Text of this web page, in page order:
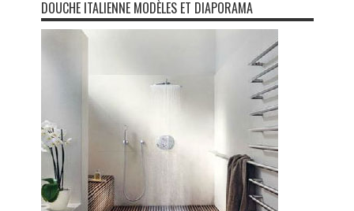
DOUCHE ITALIENNE MODÈLES ET DIAPORAMA